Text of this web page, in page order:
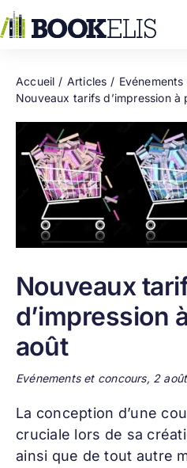
au
contenu
Accueil Articles
Nouveaux tarifs d’impression
Nouveaux
d’impression
août
Evénements et concours, 2
La conception d’une
cruciale lors de sa
ainsi que de tout autre